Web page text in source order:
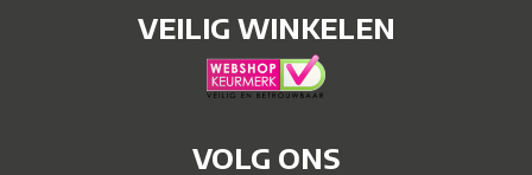
VEILIG WINKELEN
VOLG ONS